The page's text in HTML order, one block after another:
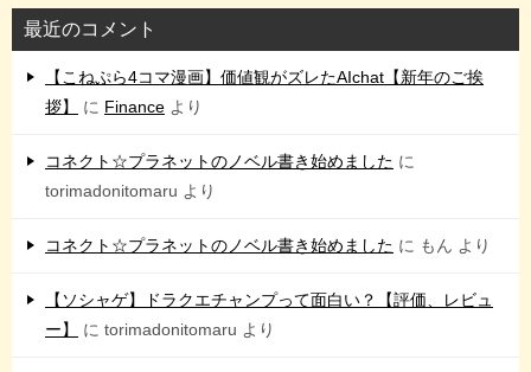
最近のコメント
【こねぷら4コマ漫画】価値観がズレたAIchat【新年のご挨
拶】
に Finance より
コネクト☆プラネットのノベル書き始めました に
torimadonitomaru より
コネクト☆プラネットのノベル書き始めました に もん より
【ソシャゲ】ドラクエチャンプって面白い？【評価、レビュ
ー】
に torimadonitomaru より